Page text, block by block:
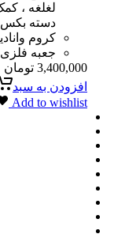
لغلغه ،
دسته بکس
کروم
جعبه
3,400,000 تومان
افزودن به سبد
Add to wishlist